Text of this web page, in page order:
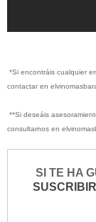
*Si encontráis cualquier
contactar en
**Si deseáis
consultarnos en
SI TE HA